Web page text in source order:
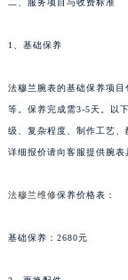
二、服务项目与收费标准
1、基础保养
法穆兰腕表的基础保养项
等。保养完成需3-5天。以
级、复杂程度、制作工艺、
详细报价请向客服提供腕表
法穆兰维修保养价格表：
基础保养：2680元